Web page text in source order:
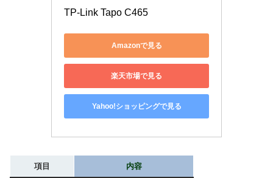
TP-Link Tapo C465
Amazonで見る
楽天市場で見る
Yahoo!ショッピングで見る
項目 内容